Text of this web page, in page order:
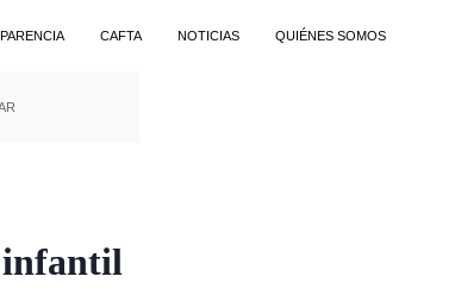
CAFTA NOTICIAS QUIÉNES SOMOS
infantil